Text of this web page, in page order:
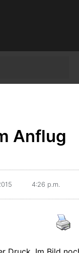
Anflug
4:26 p.m.